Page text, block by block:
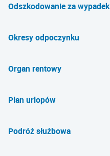
Odszkodowanie za wypadek
Okresy odpoczynku
Organ rentowy
Plan urlopów
Podróż służbowa